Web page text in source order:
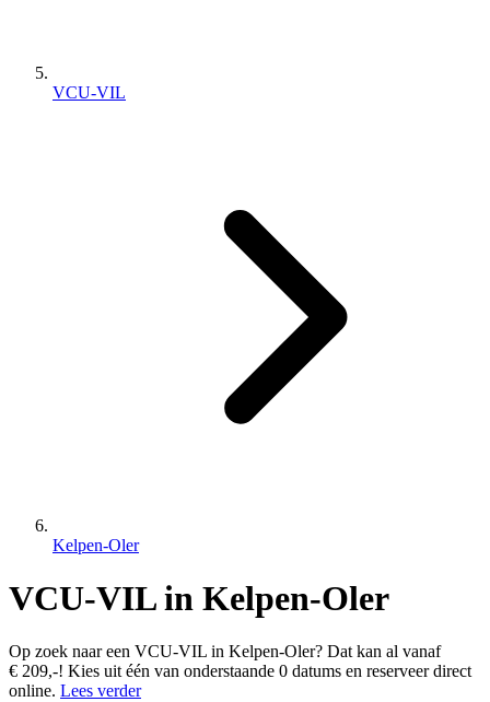
VCU-VIL
Kelpen-Oler
VCU-VIL in Kelpen-Oler
Op zoek naar een VCU-VIL in Kelpen-Oler? Dat kan al vanaf
€ 209,-! Kies uit één van onderstaande 0 datums en reserveer direct
online. Lees verder